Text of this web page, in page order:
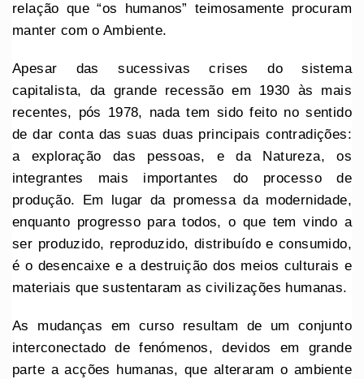
relação que “os humanos” teimosamente procuram
manter com o Ambiente.
Apesar das sucessivas crises do sistema
capitalista, da grande recessão em 1930 às mais
recentes, pós 1978, nada tem sido feito no sentido
de dar conta das suas duas principais contradições:
a exploração das pessoas, e da Natureza, os
integrantes mais importantes do processo de
produção. Em lugar da promessa da modernidade,
enquanto progresso para todos, o que tem vindo a
ser produzido, reproduzido, distribuído e consumido,
é o desencaixe e a destruição dos meios culturais e
materiais que sustentaram as civilizações humanas.
As mudanças em curso resultam de um conjunto
interconectado de fenómenos, devidos em grande
parte a acções humanas, que alteraram o ambiente